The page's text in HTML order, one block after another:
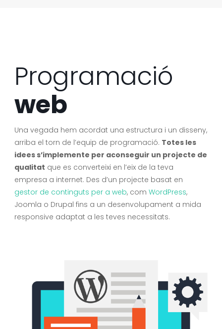
Programació
web
Una vegada hem acordat una estructura i un disseny,
arriba el torn de l’equip de programació. Totes les
idees s’implemente per aconseguir un projecte de
qualitat que es converteixi en l’eix de la teva
empresa a internet. Des d’un projecte basat en
gestor de continguts per a web, com WordPress,
Joomla o Drupal fins a un desenvolupament a mida
responsive adaptat a les teves necessitats.